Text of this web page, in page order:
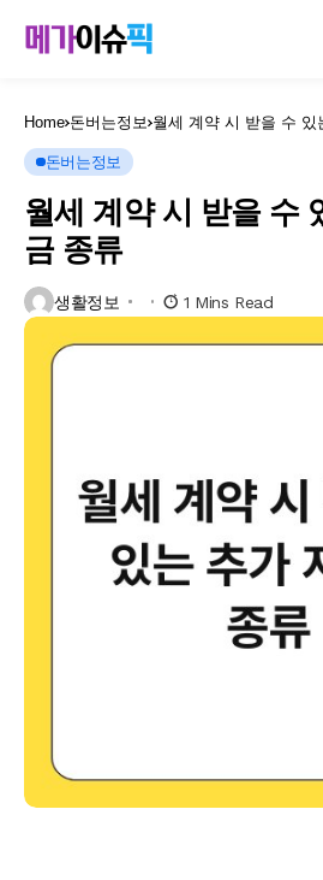
Home 돈버는정보 월세 계약 시 받을 수 있
돈버는정보
월세 계약 시 받을 수
금 종류
생활정보 1 Mins Read